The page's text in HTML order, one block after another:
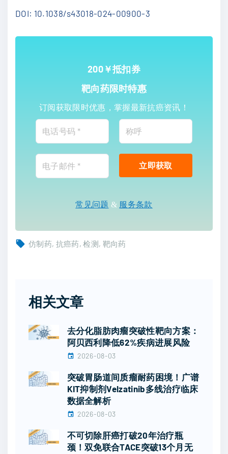
DOI: 10.1038/s43018-024-00900-3
200￥抵扣券
靶向药限时特惠
订阅获取限时优惠，掌握最新抗癌资讯！
常见问题 & 服务条款
仿制药 抗癌药 检测 靶向药
相关文章
去分化脂肪肉瘤突破性靶向方案：
阿贝西利降低62%疾病进展风险
2026-08-03
突破胃肠道间质瘤耐药困境！广谱
KIT抑制剂Velzatinib多线治疗临床
数据全解析
2026-08-03
不可切除肝癌打破20年治疗瓶
颈！双免联合TACE突破13个月无